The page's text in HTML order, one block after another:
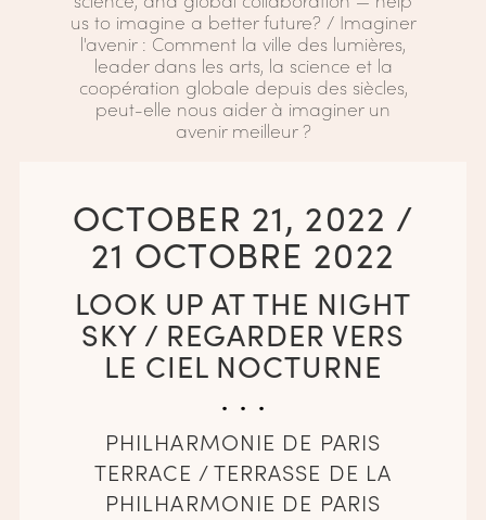
us to imagine a better future? / Imaginer
l'avenir : Comment la ville des lumières,
leader dans les arts, la science et la
coopération globale depuis des siècles,
peut-elle nous aider à imaginer un
avenir meilleur ?
OCTOBER 21, 2022 /
21 OCTOBRE 2022
LOOK UP AT THE NIGHT
SKY / REGARDER VERS
LE CIEL NOCTURNE
. . .
PHILHARMONIE DE PARIS
TERRACE / TERRASSE DE LA
PHILHARMONIE DE PARIS